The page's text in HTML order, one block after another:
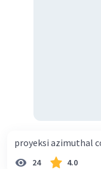
proyeksi azimuthal
24 4.0